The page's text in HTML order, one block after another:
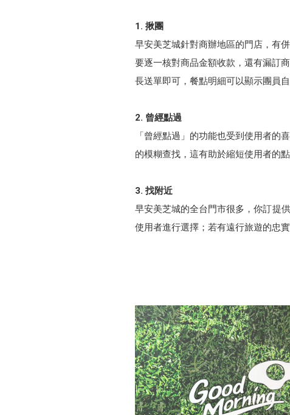
1. 揪團
早安美芝城針對商辦地區的門店，有
要逐一核對商品金額收款，還有漏訂
長送單即可，餐點明細可以顯示團員
2. 曾經點過
「曾經點過」的功能也受到使用者
的模糊查找，這有助於縮短使用者的點
3. 找附近
早安美芝城的全台門市很多，你訂提
使用者進行選擇；若有遠行旅遊的忠